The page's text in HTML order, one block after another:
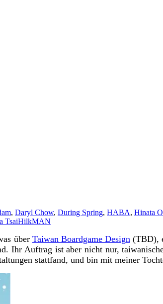
, Daryl Chow, During Spring, HABA, Hinata
TsaiHilkMAN
über Taiwan Boardgame Design (TBD),
Ihr Auftrag ist aber nicht nur,
stattfand, und bin mit meiner